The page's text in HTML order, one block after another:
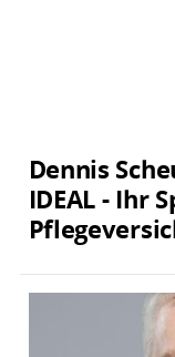
Dennis
IDEAL - Ihr